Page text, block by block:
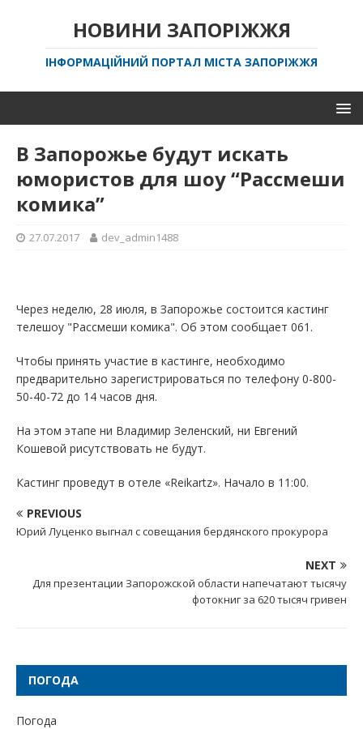
НОВИНИ ЗАПОРІЖЖЯ
ІНФОРМАЦІЙНИЙ ПОРТАЛ МІСТА ЗАПОРІЖЖЯ
В Запорожье будут искать
юмористов для шоу “Рассмеши
комика”
27.07.2017 dev_admin1488
Через неделю, 28 июля, в Запорожье состоится кастинг
телешоу "Рассмеши комика". Об этом сообщает 061.
Чтобы принять участие в кастинге, необходимо
предварительно зарегистрироваться по телефону 0-800-
50-40-72 до 14 часов дня.
На этом этапе ни Владимир Зеленский, ни Евгений
Кошевой рисутствовать не будут.
Кастинг проведут в отеле «Reikartz». Начало в 11:00.
PREVIOUS
Юрий Луценко выгнал с совещания бердянского прокурора
NEXT
Для презентации Запорожской области напечатают тысячу
фотокниг за 620 тысяч гривен
ПОГОДА
Погода